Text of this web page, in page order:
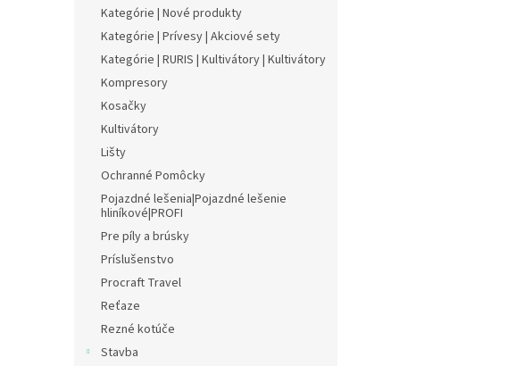
Kategórie | Nové produkty
Kategórie | Prívesy | Akciové sety
Kategórie | RURIS | Kultivátory | Kultivátory
Kompresory
Kosačky
Kultivátory
Lišty
Ochranné Pomôcky
Pojazdné lešenia|Pojazdné lešenie
hliníkové|PROFI
Pre píly a brúsky
Príslušenstvo
Procraft Travel
Reťaze
Rezné kotúče
Stavba